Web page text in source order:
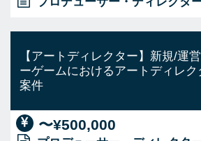
【アートディレクター】新規/運
ーゲームにおけるアートディレク
案件
〜¥500,000